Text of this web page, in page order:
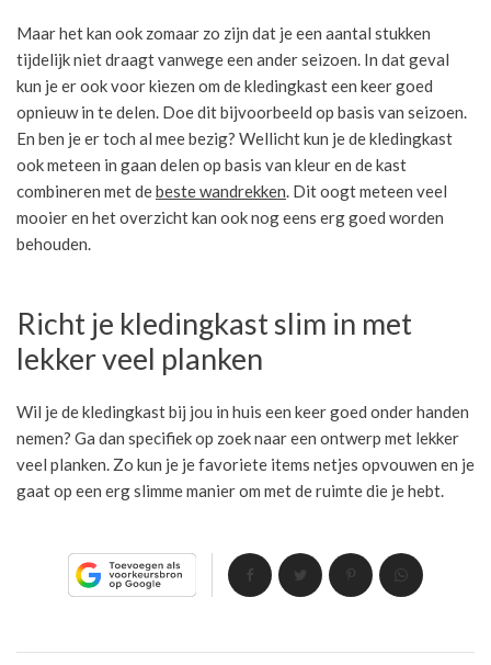
Maar het kan ook zomaar zo zijn dat je een aantal stukken
tijdelijk niet draagt vanwege een ander seizoen. In dat geval
kun je er ook voor kiezen om de kledingkast een keer goed
opnieuw in te delen. Doe dit bijvoorbeeld op basis van seizoen.
En ben je er toch al mee bezig? Wellicht kun je de kledingkast
ook meteen in gaan delen op basis van kleur en de kast
combineren met debeste wandrekken. Dit oogt meteen veel
mooier en het overzicht kan ook nog eens erg goed worden
behouden.
Richt je kledingkast slim in met
lekker veel planken
Wil je de kledingkast bij jou in huis een keer goed onder handen
nemen? Ga dan specifiek op zoek naar een ontwerp met lekker
veel planken. Zo kun je je favoriete items netjes opvouwen en je
gaat op een erg slimme manier om met de ruimte die je hebt.